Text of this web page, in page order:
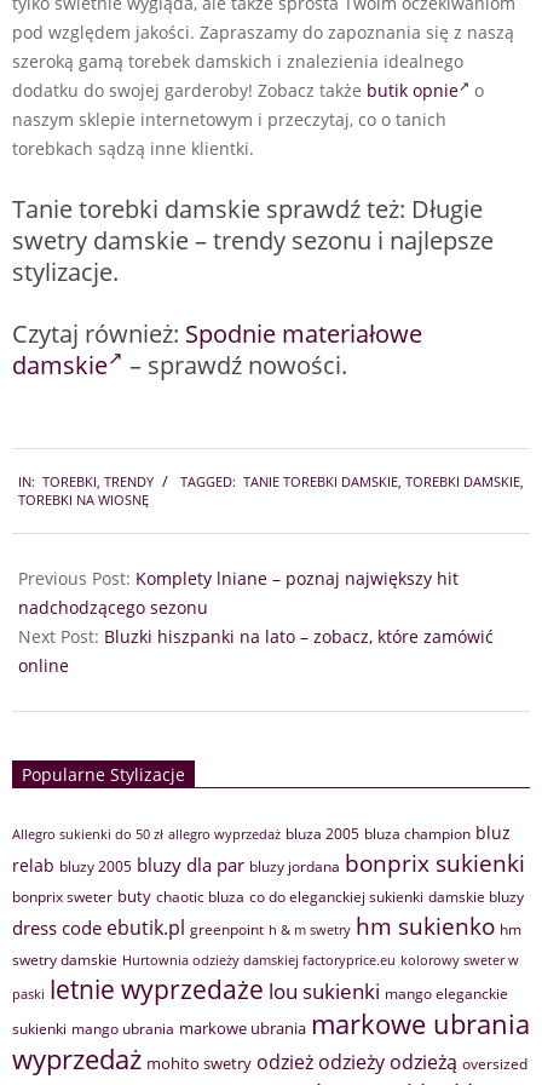
pod względem jakości. Zapraszamy do zapoznania się z naszą
szeroką gamą torebek damskich i znalezienia idealnego
dodatku do swojej garderoby! Zobacz także butik opnie
o
naszym sklepie internetowym i przeczytaj, co o tanich
torebkach sądzą inne klientki.
Tanie torebki damskie sprawdź też: Długie
swetry damskie – trendy sezonu i najlepsze
stylizacje.
Czytaj również: Spodnie materiałowe
damskie
– sprawdź nowości.
02-
IN: TOREBKI, TRENDY TAGGED: TANIE TOREBKI DAMSKIE, TOREBKI DAMSKIE,
TOREBKI NA WIOSNĘ
Previous Post: Komplety lniane – poznaj największy hit
nadchodzącego sezonu
Next Post: Bluzki hiszpanki na lato – zobacz, które zamówić
online
Popularne Stylizacje
Allegro sukienki do 50 zł allegro wyprzedaż bluza 2005 bluza champion bluz
relab bluzy 2005 bluzy dla par bluzy jordana bonprix sukienki
bonprix sweter buty chaotic bluza co do eleganckiej sukienki damskie bluzy
dress code ebutik.pl greenpoint h & m swetry hm sukienko hm
swetry damskie Hurtownia odzieży damskiej factoryprice.eu kolorowy sweter w
paski letnie wyprzedaże lou sukienki mango eleganckie
sukienki mango ubrania markowe ubrania markowe ubrania
wyprzedaż mohito swetry odzież odzieży odzieżą oversized